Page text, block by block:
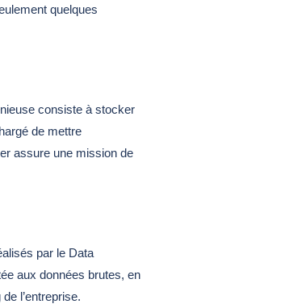
quelques
consiste à stocker
de mettre
assure une mission de
par le Data
aux données brutes, en
l’entreprise.